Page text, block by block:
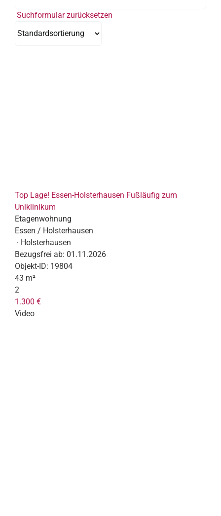
Suchformular zurücksetzen
Top Lage! Essen-Holsterhausen Fußläufig zum
Uniklinikum
Etagenwohnung
Essen / Holsterhausen
· Holsterhausen
Bezugsfrei ab: 01.11.2026
Objekt-ID: 19804
43 m²
2
1.300 €
Video